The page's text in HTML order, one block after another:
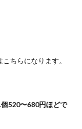
ちらになります。
520〜680円ほどで